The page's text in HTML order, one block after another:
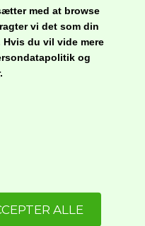
med at browse
vi det som din
du vil vide mere
og
.